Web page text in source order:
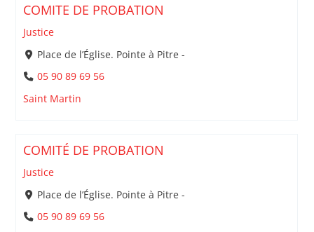
COMITE DE PROBATION
Justice
Place de l’Église. Pointe à Pitre -
05 90 89 69 56
Saint Martin
COMITÉ DE PROBATION
Justice
Place de l’Église. Pointe à Pitre -
05 90 89 69 56